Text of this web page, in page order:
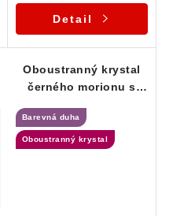
Detail
Oboustranný krystal
černého morionu s
duhou
Barevná duha
Oboustranný krystal